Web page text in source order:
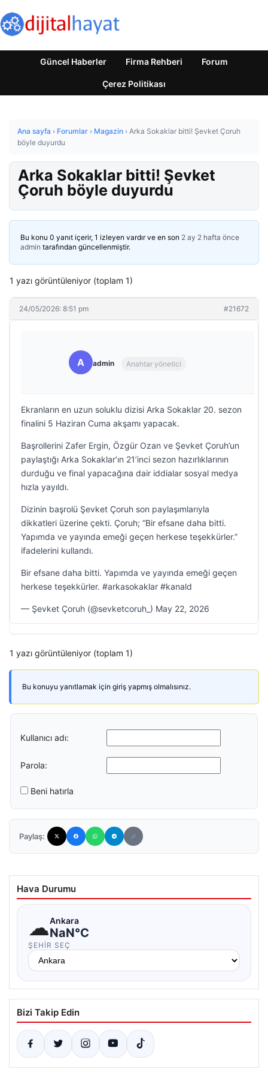
Güncel Haberler Firma Rehberi Forum
Çerez Politikası
Ana sayfa › Forumlar › Magazin › Arka Sokaklar bitti! Şevket Çoruh
böyle duyurdu
Arka Sokaklar bitti! Şevket
Çoruh böyle duyurdu
Bu konu 0 yanıt içerir, 1 izleyen vardır ve en son 2 ay 2 hafta önce
admin tarafından güncellenmiştir.
1 yazı görüntüleniyor (toplam 1)
24/05/2026: 8:51 pm #21672
A admin Anahtar yönetici
Ekranların en uzun soluklu dizisi Arka Sokaklar 20. sezon
finalini 5 Haziran Cuma akşamı yapacak.
Başrollerini Zafer Ergin, Özgür Ozan ve Şevket Çoruh’un
paylaştığı Arka Sokaklar’ın 21’inci sezon hazırlıklarının
durduğu ve final yapacağına dair iddialar sosyal medya
hızla yayıldı.
Dizinin başrolü Şevket Çoruh son paylaşımlarıyla
dikkatleri üzerine çekti. Çoruh; “Bir efsane daha bitti.
Yapımda ve yayında emeği geçen herkese teşekkürler.”
ifadelerini kullandı.
Bir efsane daha bitti. Yapımda ve yayında emeği geçen
herkese teşekkürler. #arkasokaklar #kanald
— Şevket Çoruh (@sevketcoruh_) May 22, 2026
1 yazı görüntüleniyor (toplam 1)
Bu konuyu yanıtlamak için giriş yapmış olmalısınız.
Kullanıcı adı:
Parola:
Beni hatırla
Paylaş:
Hava Durumu
☁Ankara
NaN°C
ŞEHIR SEÇ
Bizi Takip Edin